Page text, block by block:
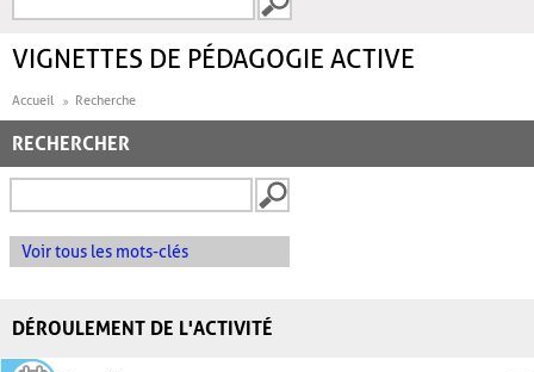
FORMULAIRE DE
VIGNETTES DE PÉDAGOGIE ACTIVE
Accueil Recherche
RECHERCHER
Voir tous les mots-clés
DÉROULEMENT DE L'ACTIVITÉ